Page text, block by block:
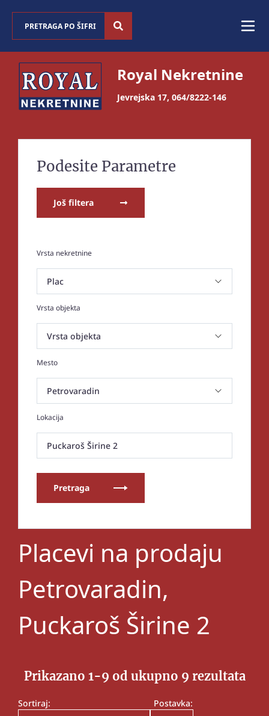
Royal Nekretnine
Jevrejska 17, 064/8222-146
Podesite Parametre
Još filtera
Vrsta nekretnine
Vrsta objekta
Mesto
Lokacija
Puckaroš Širine 2
Pretraga
Placevi na prodaju
Petrovaradin,
Puckaroš Širine 2
Prikazano 1-9 od ukupno 9 rezultata
Postavka:
Sortiraj: